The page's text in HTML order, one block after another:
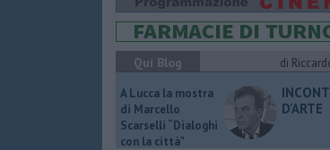
Qui Blog
di
A Lucca la mostra
di Marcello
Scarselli “Dialoghi
con la città"
D'ARTE